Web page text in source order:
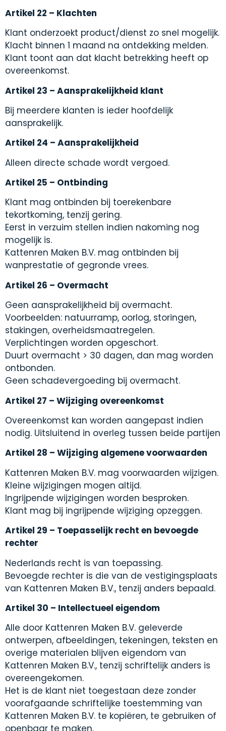
Artikel 22 – Klachten
Klant onderzoekt product/dienst zo snel mogelijk.
Klacht binnen 1 maand na ontdekking melden.
Klant toont aan dat klacht betrekking heeft op
overeenkomst.
Artikel 23 – Aansprakelijkheid klant
Bij meerdere klanten is ieder hoofdelijk
aansprakelijk.
Artikel 24 – Aansprakelijkheid
Alleen directe schade wordt vergoed.
Artikel 25 – Ontbinding
Klant mag ontbinden bij toerekenbare
tekortkoming, tenzij gering.
Eerst in verzuim stellen indien nakoming nog
mogelijk is.
Kattenren Maken B.V. mag ontbinden bij
wanprestatie of gegronde vrees.
Artikel 26 – Overmacht
Geen aansprakelijkheid bij overmacht.
Voorbeelden: natuurramp, oorlog, storingen,
stakingen, overheidsmaatregelen.
Verplichtingen worden opgeschort.
Duurt overmacht > 30 dagen, dan mag worden
ontbonden.
Geen schadevergoeding bij overmacht.
Artikel 27 – Wijziging overeenkomst
Overeenkomst kan worden aangepast indien
nodig. Uitsluitend in overleg tussen beide partijen
Artikel 28 – Wijziging algemene voorwaarden
Kattenren Maken B.V. mag voorwaarden wijzigen.
Kleine wijzigingen mogen altijd.
Ingrijpende wijzigingen worden besproken.
Klant mag bij ingrijpende wijziging opzeggen.
Artikel 29 – Toepasselijk recht en bevoegde
rechter
Nederlands recht is van toepassing.
Bevoegde rechter is die van de vestigingsplaats
van Kattenren Maken B.V., tenzij anders bepaald.
Artikel 30 – Intellectueel eigendom
Alle door Kattenren Maken B.V. geleverde
ontwerpen, afbeeldingen, tekeningen, teksten en
overige materialen blijven eigendom van
Kattenren Maken B.V., tenzij schriftelijk anders is
overeengekomen.
Het is de klant niet toegestaan deze zonder
voorafgaande schriftelijke toestemming van
Kattenren Maken B.V. te kopiëren, te gebruiken of